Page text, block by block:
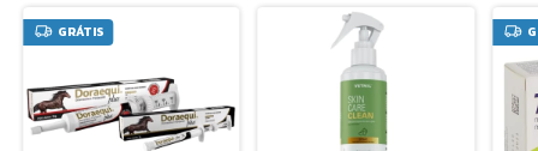
GRÁTIS